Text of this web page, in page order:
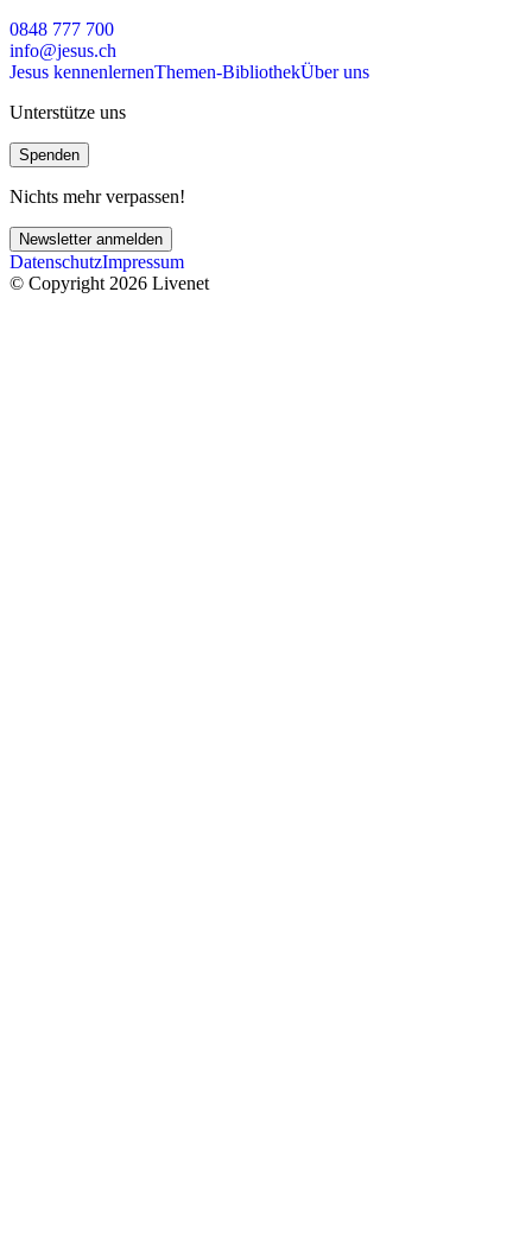
0848 777 700
info@jesus.ch
Jesus kennenlernenThemen-BibliothekÜber uns
Unterstütze uns
Spenden
Nichts mehr verpassen!
Newsletter anmelden
DatenschutzImpressum
© Copyright 2026 Livenet